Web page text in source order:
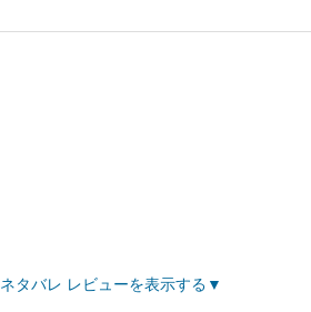
ネタバレ レビューを表示する